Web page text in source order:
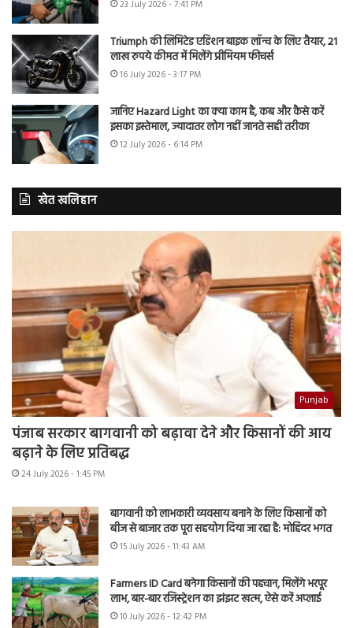
23 July 2026 - 7:41 PM
Triumph की लिमिटेड एडिशन बाइक लॉन्च के लिए तैयार, 21
लाख रुपये कीमत में मिलेंगे प्रीमियम फीचर्स
16 July 2026 - 3:17 PM
जानिए Hazard Light का क्या काम है, कब और कैसे करें
इसका इस्तेमाल, ज्यादातर लोग नहीं जानते सही तरीका
12 July 2026 - 6:14 PM
खेत खलिहान
Punjab
पंजाब सरकार बागवानी को बढ़ावा देने और किसानों की आय
बढ़ाने के लिए प्रतिबद्ध
24 July 2026 - 1:45 PM
बागवानी को लाभकारी व्यवसाय बनाने के लिए किसानों को
बीज से बाजार तक पूरा सहयोग दिया जा रहा है: मोहिंदर भगत
15 July 2026 - 11:43 AM
Farmers ID Card बनेगा किसानों की पहचान, मिलेंगे भरपूर
लाभ, बार-बार रजिस्ट्रेशन का झंझट खत्म, ऐसे करें अप्लाई
10 July 2026 - 12:42 PM